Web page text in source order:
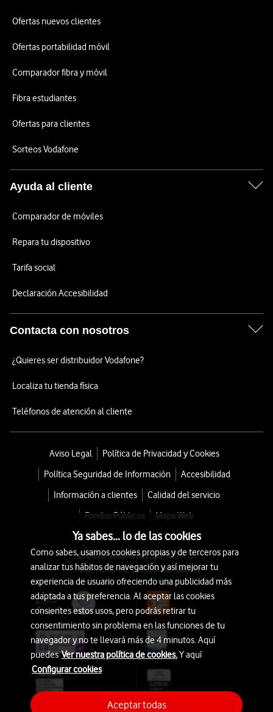
Ofertas nuevos clientes
Ofertas portabilidad móvil
Comparador fibra y móvil
Fibra estudiantes
Ofertas para clientes
Sorteos Vodafone
Ayuda al cliente
Comparador de móviles
Repara tu dispositivo
Tarifa social
Declaración Accesibilidad
Contacta con nosotros
¿Quieres ser distribuidor Vodafone?
Localiza tu tienda física
Teléfonos de atención al cliente
Aviso Legal
Política de Privacidad y Cookies
Política Seguridad de Información
Accesibilidad
Información a clientes
Calidad del servicio
Fondos Públicos
Mapa Web
© 2026 Vodafone España S.A.U.
Avda. América 115, 28042 Madrid
Ya sabes... lo de las cookies
Como sabes, usamos cookies propias y de terceros para
analizar tus hábitos de navegación y así mejorar tu
experiencia de usuario ofreciendo una publicidad más
adaptada a tus preferencia. Al aceptar las cookies
consientes estos usos, pero podrás retirar tu
consentimiento sin problema en las funciones de tu
navegador y no te llevará más de 4 minutos. Aquí
puedesVer nuestra política de cookies.Y aquí
Configurar cookies
Aceptar todas